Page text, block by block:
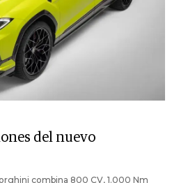
del nuevo
combina 800 CV, 1.000 Nm